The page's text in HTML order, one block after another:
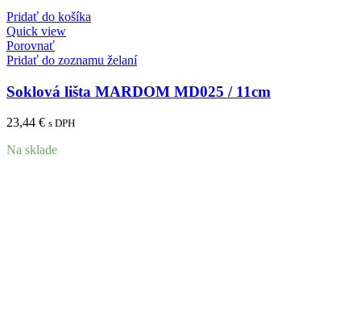
Pridať do košíka
Quick view
Porovnať
Pridať do zoznamu želaní
Soklová lišta MARDOM MD025 / 11cm
23,44 € s DPH
Na sklade